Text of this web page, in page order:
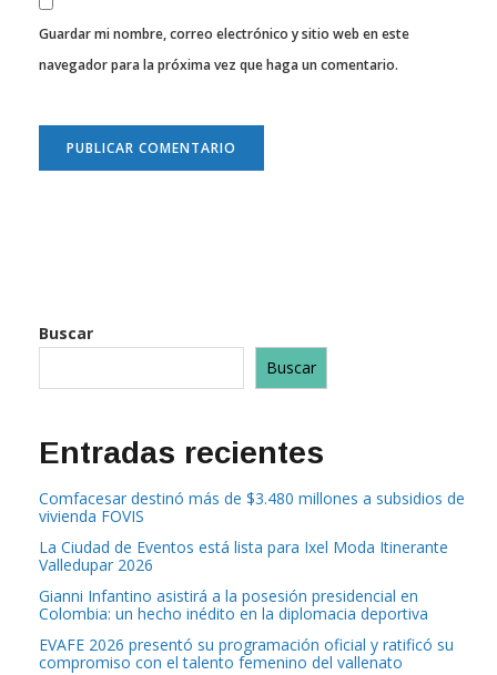
Guardar mi nombre, correo electrónico y sitio web en este
navegador para la próxima vez que haga un comentario.
Buscar
Buscar
Entradas recientes
Comfacesar destinó más de $3.480 millones a subsidios de
vivienda FOVIS
La Ciudad de Eventos está lista para Ixel Moda Itinerante
Valledupar 2026
Gianni Infantino asistirá a la posesión presidencial en
Colombia: un hecho inédito en la diplomacia deportiva
EVAFE 2026 presentó su programación oficial y ratificó su
compromiso con el talento femenino del vallenato